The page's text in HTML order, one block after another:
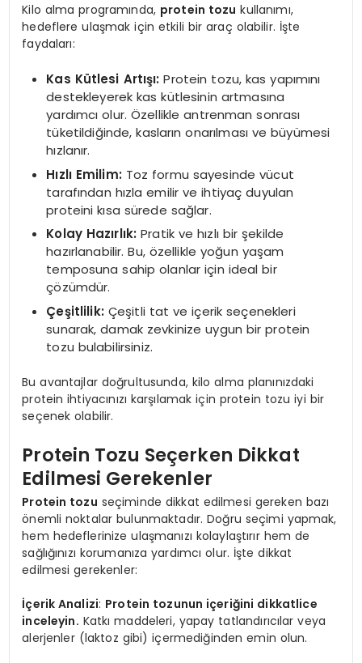
Kilo alma programında, protein tozu kullanımı,
hedeflere ulaşmak için etkili bir araç olabilir. İşte
faydaları:
Kas Kütlesi Artışı: Protein tozu, kas yapımını
destekleyerek kas kütlesinin artmasına
yardımcı olur. Özellikle antrenman sonrası
tüketildiğinde, kasların onarılması ve büyümesi
hızlanır.
Hızlı Emilim: Toz formu sayesinde vücut
tarafından hızla emilir ve ihtiyaç duyulan
proteini kısa sürede sağlar.
Kolay Hazırlık: Pratik ve hızlı bir şekilde
hazırlanabilir. Bu, özellikle yoğun yaşam
temposuna sahip olanlar için ideal bir
çözümdür.
Çeşitlilik: Çeşitli tat ve içerik seçenekleri
sunarak, damak zevkinize uygun bir protein
tozu bulabilirsiniz.
Bu avantajlar doğrultusunda, kilo alma planınızdaki
protein ihtiyacınızı karşılamak için protein tozu iyi bir
seçenek olabilir.
Protein Tozu Seçerken Dikkat
Edilmesi Gerekenler
Protein tozu seçiminde dikkat edilmesi gereken bazı
önemli noktalar bulunmaktadır. Doğru seçimi yapmak,
hem hedeflerinize ulaşmanızı kolaylaştırır hem de
sağlığınızı korumanıza yardımcı olur. İşte dikkat
edilmesi gerekenler:
İçerik Analizi: Protein tozunun içeriğini dikkatlice
inceleyin. Katkı maddeleri, yapay tatlandırıcılar veya
alerjenler (laktoz gibi) içermediğinden emin olun.